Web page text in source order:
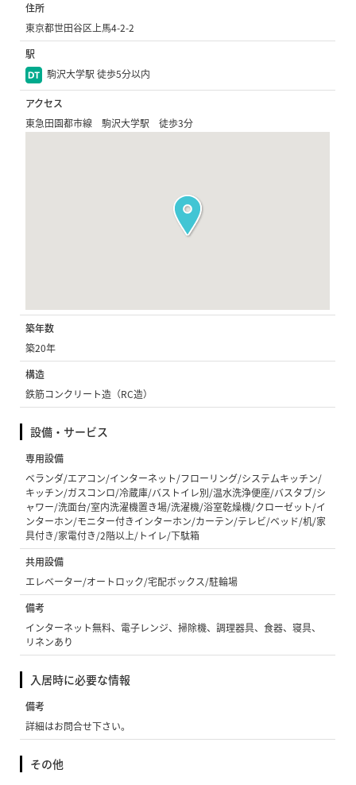
住所
東京都世田谷区上馬4-2-2
駅
駒沢大学駅 徒歩5分以内
アクセス
東急田園都市線 駒沢大学駅 徒歩3分
築年数
築20年
構造
鉄筋コンクリート造（RC造）
設備・サービス
専用設備
ベランダ/エアコン/インターネット/フローリング/システムキッチン/
キッチン/ガスコンロ/冷蔵庫/バストイレ別/温水洗浄便座/バスタブ/シ
ャワー/洗面台/室内洗濯機置き場/洗濯機/浴室乾燥機/クローゼット/イ
ンターホン/モニター付きインターホン/カーテン/テレビ/ベッド/机/家
具付き/家電付き/2階以上/トイレ/下駄箱
共用設備
エレベーター/オートロック/宅配ボックス/駐輪場
備考
インターネット無料、電子レンジ、掃除機、調理器具、食器、寝具、
リネンあり
入居時に必要な情報
備考
詳細はお問合せ下さい。
その他